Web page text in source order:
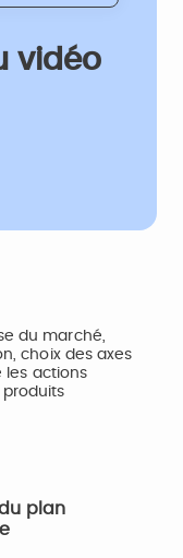
vidéo
du marché,
choix des axes
les actions
plan